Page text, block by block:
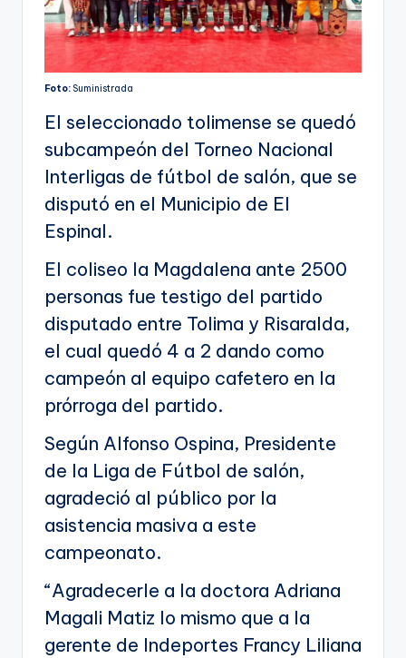
Foto:Suministrada
El seleccionado tolimense se quedó
subcampeón del Torneo Nacional
Interligas de fútbol de salón, que se
disputó en el Municipio de El
Espinal.
El coliseo la Magdalena ante 2500
personas fue testigo del partido
disputado entre Tolima y Risaralda,
el cual quedó 4 a 2 dando como
campeón al equipo cafetero en la
prórroga del partido.
Según Alfonso Ospina, Presidente
de la Liga de Fútbol de salón,
agradeció al público por la
asistencia masiva a este
campeonato.
“Agradecerle a la doctora Adriana
Magali Matiz lo mismo que a la
gerente de Indeportes Francy Liliana